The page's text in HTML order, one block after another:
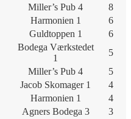
Miller’s Pub 4
8
Harmonien 1
6
Guldtoppen 1
6
Bodega Værkstedet
1
5
Miller’s Pub 4
5
Jacob Skomager 1
4
Harmonien 1
4
Agners Bodega 3
3